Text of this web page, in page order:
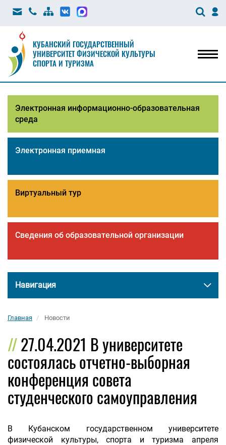
КУБАНСКИЙ ГОСУДАРСТВЕННЫЙ
УНИВЕРСИТЕТ ФИЗИЧЕСКОЙ КУЛЬТУРЫ
СПОРТА И ТУРИЗМА
Электронная информационно-образовательная
среда
Электронная приемная
Виртуальный тур
Сведения об образовательной организации
Навигация
Главная Новости
27.04.2021 В университете
состоялась отчетно-выборная
конференция совета
студенческого самоуправления
В Кубанском государственном университете
физической культуры, спорта и туризма апреля